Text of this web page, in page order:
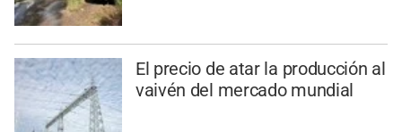
El precio de atar la producción al
vaivén del mercado mundial